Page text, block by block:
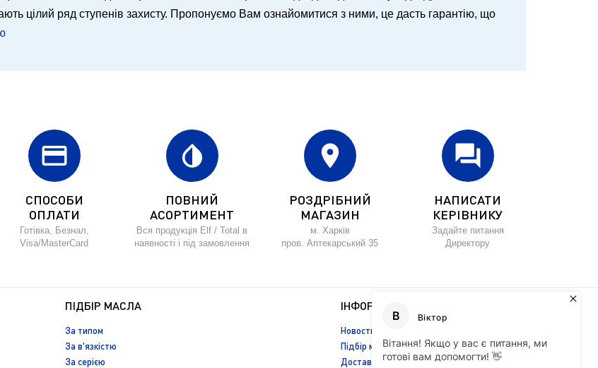
цілий ряд ступенів захисту. Пропонуємо Вам ознайомитися з ними, це дасть гарантію, що
credit_card
СПОСОБИ
ОПЛАТИ
Готівка, Безнал,
Visa/MasterCard
invert_colors
ПОВНИЙ
АСОРТИМЕНТ
Вся продукція Elf / Total в
наявності і під замовлення
location_on
РОЗДРІБНИЙ
МАГАЗИН
м. Харків
пров. Аптекарський 35
forum
НАПИСАТИ
КЕРІВНИКУ
Задайте питання
Директору
ПІДБІР МАСЛА
За типом
За в'язкістю
За серією
ІНФОРМАЦІЯ
Новости
Підбір масла
Доставка і оплата